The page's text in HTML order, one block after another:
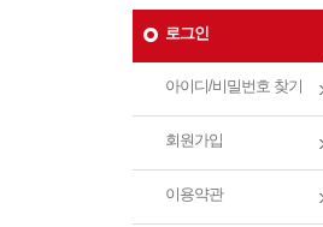
로그인
아이디/비밀번호 찾기
회원가입
이용약관